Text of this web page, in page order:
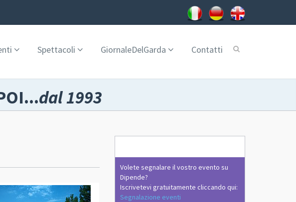
Spettacoli GiornaleDelGarda Contatti
dal 1993
Volete segnalare il vostro evento su
Dipende?
Iscrivetevi gratuitamente cliccando qui:
Segnalazione eventi